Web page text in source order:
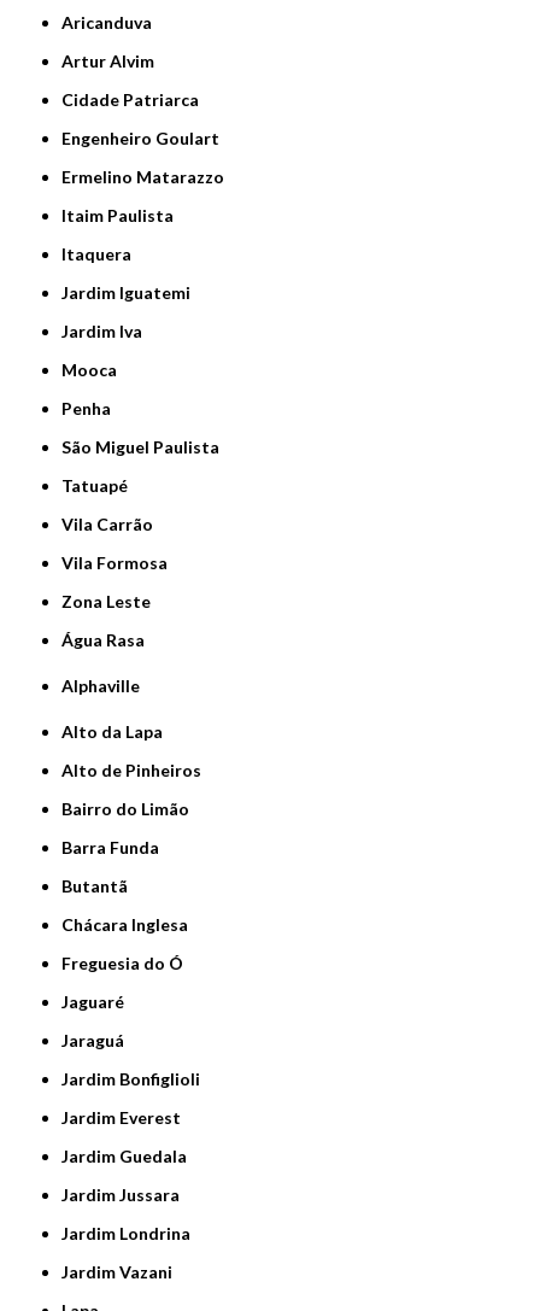
Aricanduva
Artur Alvim
Cidade Patriarca
Engenheiro Goulart
Ermelino Matarazzo
Itaim Paulista
Itaquera
Jardim Iguatemi
Jardim Iva
Mooca
Penha
São Miguel Paulista
Tatuapé
Vila Carrão
Vila Formosa
Zona Leste
Água Rasa
Alphaville
Alto da Lapa
Alto de Pinheiros
Bairro do Limão
Barra Funda
Butantã
Chácara Inglesa
Freguesia do Ó
Jaguaré
Jaraguá
Jardim Bonfiglioli
Jardim Everest
Jardim Guedala
Jardim Jussara
Jardim Londrina
Jardim Vazani